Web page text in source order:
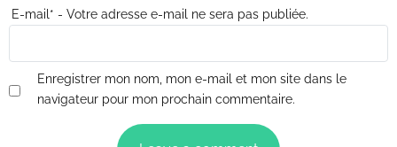
E-mail* - Votre adresse e-mail ne sera pas publiée.
Enregistrer mon nom, mon e-mail et mon site dans le
navigateur pour mon prochain commentaire.